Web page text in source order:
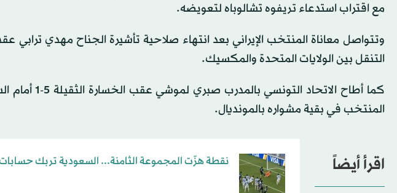
مع اقتراب استدعاء تريفوه تشالوباه لتعويضه.
وتتواصل معاناة المنتخب الإيراني بعد انتهاء صلاحية تأشيرة الجناح مهدي ترابي
التنقل بين الولايات المتحدة والمكسيك.
كما أطاح
المنتخب في بقية مشواره بالمونديال.
اقرأ أيضاً نقطة هزّت المجموعة الثامنة... السعودية تربك حسابات